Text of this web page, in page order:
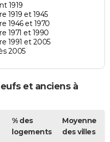
1919
1919 et 1945
1946 et 1970
1971 et 1990
1991 et 2005
2005
et anciens à
% des
logements
Moyenne
des villes